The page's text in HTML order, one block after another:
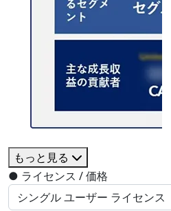
もっと見る
● ライセンス / 価格